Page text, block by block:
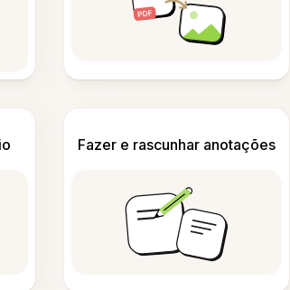
Fazer e rascunhar anotações